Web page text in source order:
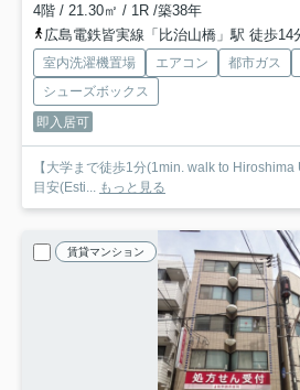
4階 / 21.30㎡ / 1R /築38年
広島電鉄皆実線「比治山橋」駅 徒歩14
室内洗濯機置場 エアコン 都市ガス
シューズボックス
即入居可
【大学まで徒歩1分(1min. walk to
目安(Esti... もっと見る
賃貸マンション